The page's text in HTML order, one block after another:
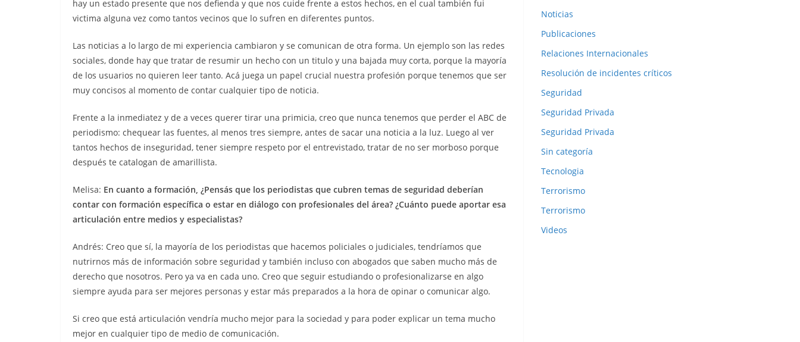
hay un estado presente que nos defienda y que nos cuide frente a estos hechos, en el cual también fui
victima alguna vez como tantos vecinos que lo sufren en diferentes puntos.
Las noticias a lo largo de mi experiencia cambiaron y se comunican de otra forma. Un ejemplo son las redes
sociales, donde hay que tratar de resumir un hecho con un titulo y una bajada muy corta, porque la mayoría
de los usuarios no quieren leer tanto. Acá juega un papel crucial nuestra profesión porque tenemos que ser
muy concisos al momento de contar cualquier tipo de noticia.
Frente a la inmediatez y de a veces querer tirar una primicia, creo que nunca tenemos que perder el ABC de
periodismo: chequear las fuentes, al menos tres siempre, antes de sacar una noticia a la luz. Luego al ver
tantos hechos de inseguridad, tener siempre respeto por el entrevistado, tratar de no ser morboso porque
después te catalogan de amarillista.
Melisa: En cuanto a formación, ¿Pensás que los periodistas que cubren temas de seguridad deberían
contar con formación especíﬁca o estar en diálogo con profesionales del área? ¿Cuánto puede aportar esa
articulación entre medios y especialistas?
Andrés: Creo que sí, la mayoría de los periodistas que hacemos policiales o judiciales, tendríamos que
nutrirnos más de información sobre seguridad y también incluso con abogados que saben mucho más de
derecho que nosotros. Pero ya va en cada uno. Creo que seguir estudiando o profesionalizarse en algo
siempre ayuda para ser mejores personas y estar más preparados a la hora de opinar o comunicar algo.
Si creo que está articulación vendría mucho mejor para la sociedad y para poder explicar un tema mucho
mejor en cualquier tipo de medio de comunicación.
Noticias
Publicaciones
Relaciones Internacionales
Resolución de incidentes críticos
Seguridad
Seguridad Privada
Seguridad Privada
Sin categoría
Tecnologia
Terrorismo
Terrorismo
Videos